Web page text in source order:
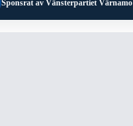
Sponsrat av Vänsterpartiet Värnamo